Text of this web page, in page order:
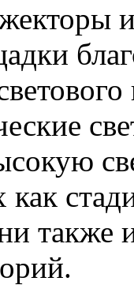
как
также